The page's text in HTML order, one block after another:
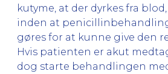
kutyme, at der dyrkes fra
inden at
gøres for at kunne give den
Hvis patienten er akut
dog starte behandlingen